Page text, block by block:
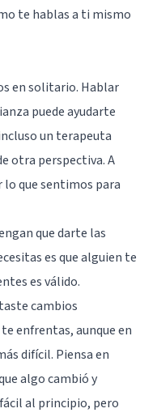
te hablas a ti mismo
en solitario. Hablar
puede ayudarte
un terapeuta
otra perspectiva. A
que sentimos para
que darte las
es que alguien te
es válido.
cambios
enfrentas, aunque en
difícil. Piensa en
algo cambió y
al principio, pero